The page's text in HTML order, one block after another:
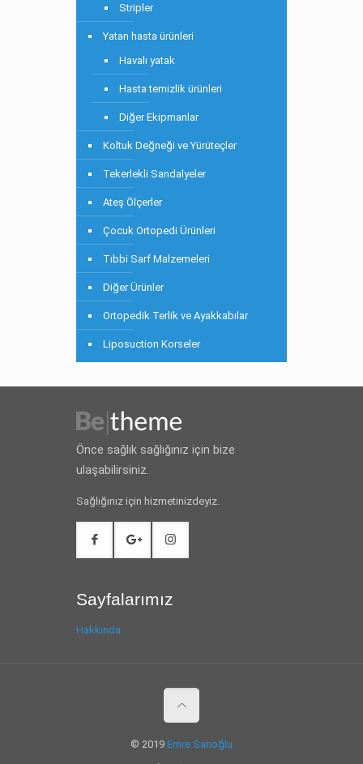
Stripler
Yatan hasta ürünleri
Havalı yatak
Hasta temizlik ürünleri
Diğer Ekipmanlar
Koltuk Değneği ve Yürüteçler
Tekerlekli Sandalyeler
Ateş Ölçerler
Çocuk Ortopedi Ürünleri
Tıbbi Sarf Malzemeleri
Diğer Ürünler
Ortopedik Terlik ve Ayakkabılar
Liposuction Korseler
Önce sağlık sağlığınız için bize
ulaşabilirsiniz.
Sağlığınız için hizmetinizdeyiz.
Sayfalarımız
Hakkında
© 2019 Emre Sarıoğlu